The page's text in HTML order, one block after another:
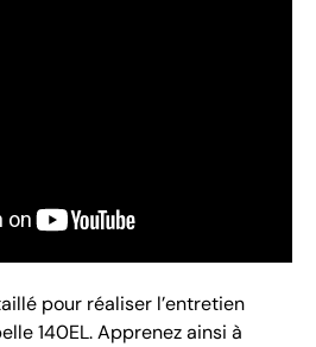
pour réaliser l’entretien
140EL. Apprenez ainsi à